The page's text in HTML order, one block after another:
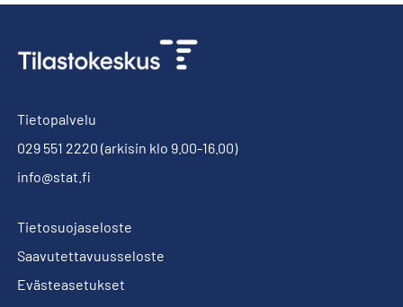
Tietopalvelu
029 551 2220 (arkisin klo 9.00-16.00)
info@stat.fi
Tietosuojaseloste
Saavutettavuusseloste
Evästeasetukset